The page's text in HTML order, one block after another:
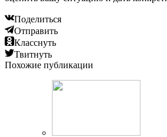
Поделиться
Отправить
Класснуть
Твитнуть
Похожие публикации